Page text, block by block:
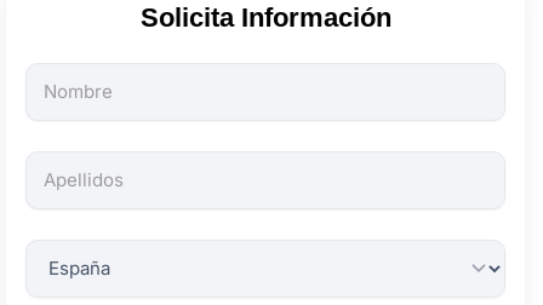
Solicita Información
Todos
los
son
obligatorios.